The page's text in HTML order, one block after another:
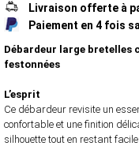
Livraison offerte à
Paiement en 4 fois
Débardeur large bretelles
festonnées
L’esprit
Ce débardeur revisite un
confortable et une finition
silhouette tout en restant